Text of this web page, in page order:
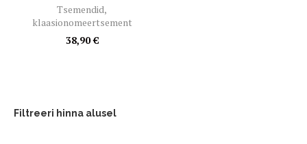
Tsemendid,
klaasionomeertsement
38,90€
Filtreeri hinna alusel